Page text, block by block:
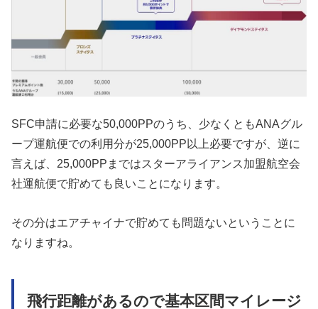
SFC申請に必要な50,000PPのうち、少なくともANAグル
ープ運航便での利用分が25,000PP以上必要ですが、逆に
言えば、25,000PPまではスターアライアンス加盟航空会
社運航便で貯めても良いことになります。
その分はエアチャイナで貯めても問題ないということに
なりますね。
飛行距離があるので基本区間マイレージ